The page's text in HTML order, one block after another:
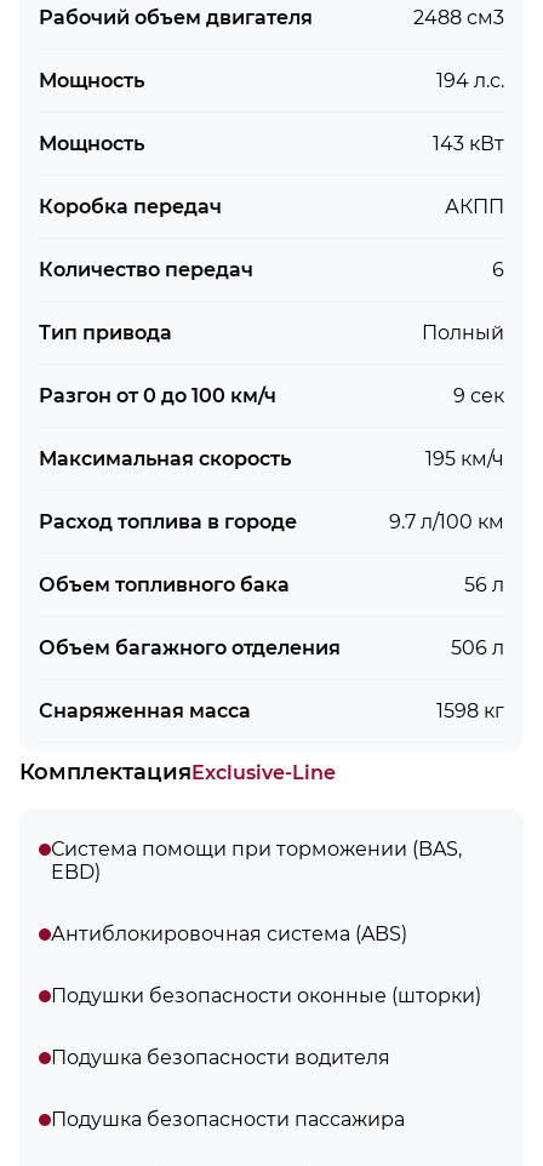
Рабочий объем двигателя 2488 см3
Мощность 194 л.с.
Мощность 143 кВт
Коробка передач АКПП
Количество передач 6
Тип привода Полный
Разгон от 0 до 100 км/ч 9 сек
Максимальная скорость 195 км/ч
Расход топлива в городе 9.7 л/100 км
Объем топливного бака 56 л
Объем багажного отделения 506 л
Снаряженная масса 1598 кг
КомплектацияExclusive-Line
Система помощи при торможении (BAS,
EBD)
Антиблокировочная система (ABS)
Подушки безопасности оконные (шторки)
Подушка безопасности водителя
Подушка безопасности пассажира